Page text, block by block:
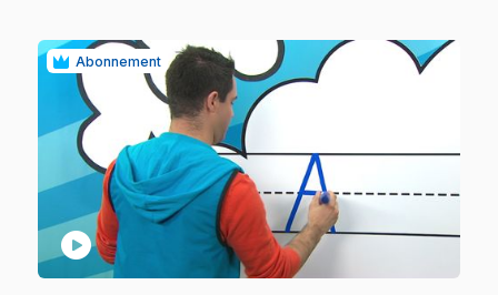
Abonnement
play_circle